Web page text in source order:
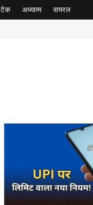
टेक अध्यात्म वायरल